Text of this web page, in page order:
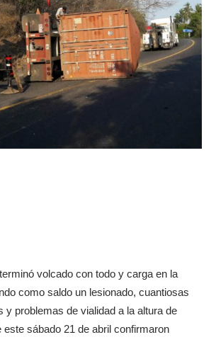
volcado con todo y carga en la
como saldo un lesionado, cuantiosas
y problemas de vialidad a la altura de
sábado 21 de abril confirmaron